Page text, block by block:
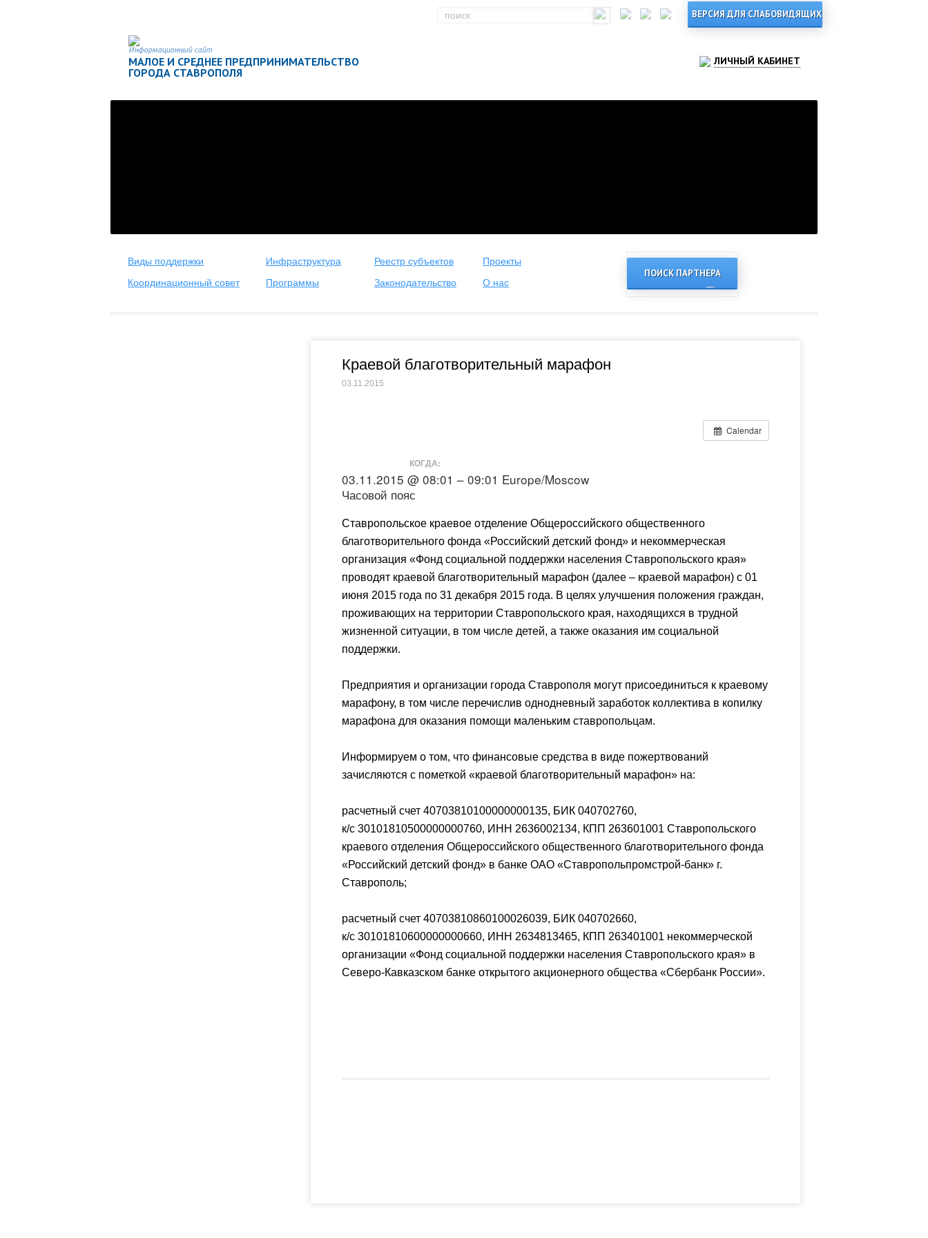
Информационный сайт
МАЛОЕ И СРЕДНЕЕ ПРЕДПРИНИМАТЕЛЬСТВО
ГОРОДА СТАВРОПОЛЯ
ЛИЧНЫЙ КАБИНЕТ
Виды поддержки Инфраструктура Реестр субъектов
Проекты
Координационный совет
Программы Законодательство О нас
ПОИСК ПАРТНЕРА
Краевой благотворительный марафон
03.11.2015
Calendar
КОГДА:
03.11.2015 @ 08:01 – 09:01 Europe/Moscow
Часовой пояс
Ставропольское краевое отделение Общероссийского общественного
благотворительного фонда «Российский детский фонд» и некоммерческая
организация «Фонд социальной поддержки населения Ставропольского края»
проводят краевой благотворительный марафон (далее – краевой марафон) с 01
июня 2015 года по 31 декабря 2015 года. В целях улучшения положения граждан,
проживающих на территории Ставропольского края, находящихся в трудной
жизненной ситуации, в том числе детей, а также оказания им социальной
поддержки.
Предприятия и организации города Ставрополя могут присоединиться к краевому
марафону, в том числе перечислив однодневный заработок коллектива в копилку
марафона для оказания помощи маленьким ставропольцам.
Информируем о том, что финансовые средства в виде пожертвований
зачисляются с пометкой «краевой благотворительный марафон» на:
расчетный счет 40703810100000000135, БИК 040702760,
к/с 30101810500000000760, ИНН 2636002134, КПП 263601001 Ставропольского
краевого отделения Общероссийского общественного благотворительного фонда
«Российский детский фонд» в банке ОАО «Ставропольпромстрой-банк» г.
Ставрополь;
расчетный счет 40703810860100026039, БИК 040702660,
к/с 30101810600000000660, ИНН 2634813465, КПП 263401001 некоммерческой
организации «Фонд социальной поддержки населения Ставропольского края» в
Северо-Кавказском банке открытого акционерного общества «Сбербанк России».